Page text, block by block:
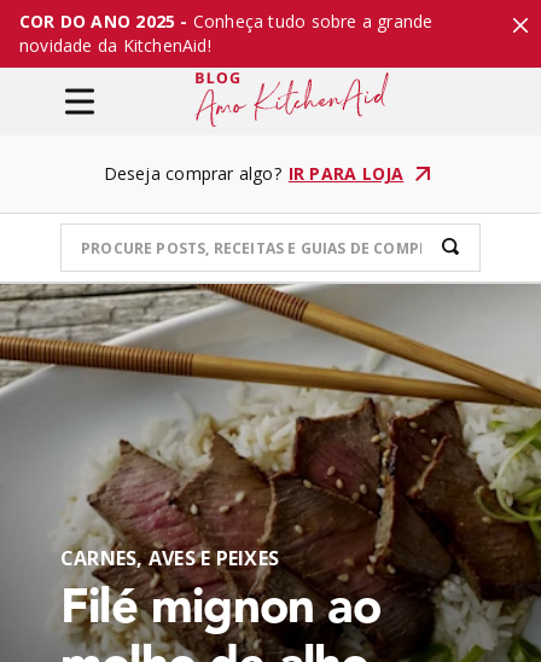
COR DO ANO 2025 - Conheça tudo sobre a grande
novidade da KitchenAid!
Deseja comprar algo? IR PARA LOJA
CARNES, AVES E PEIXES
Filé mignon ao